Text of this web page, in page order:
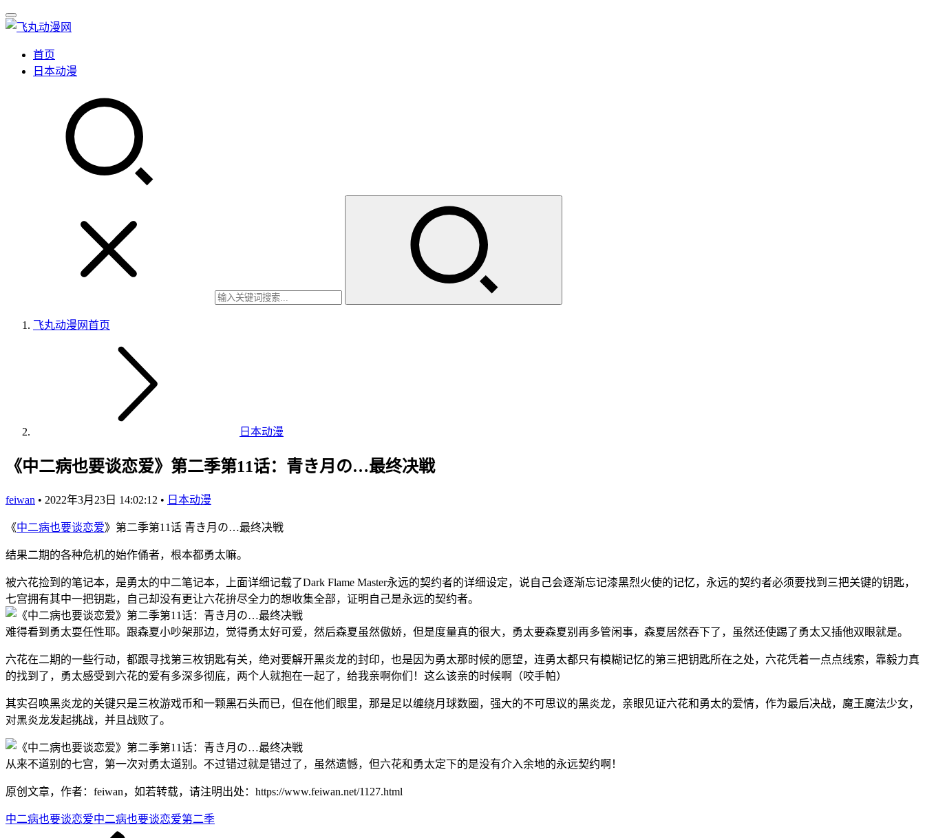
首页
日本动漫
飞丸动漫网首页
日本动漫
《中二病也要谈恋爱》第二季第11话：青き月の…最终决戦
feiwan • 2022年3月23日 14:02:12 • 日本动漫
《中二病也要谈恋爱》第二季第11话 青き月の…最终决戦
结果二期的各种危机的始作俑者，根本都勇太嘛。
被六花捡到的笔记本，是勇太的中二笔记本，上面详细记载了Dark Flame Master永远的契约者的详细设定，说自己会逐渐忘记漆黑烈火使的记忆，永远的契约者必须要找到三把关键的钥匙，
七宫拥有其中一把钥匙，自己却没有更让六花拚尽全力的想收集全部，证明自己是永远的契约者。
难得看到勇太耍任性耶。跟森夏小吵架那边，觉得勇太好可爱，然后森夏虽然傲娇，但是度量真的很大，勇太要森夏别再多管闲事，森夏居然吞下了，虽然还使踢了勇太又插他双眼就是。
六花在二期的一些行动，都跟寻找第三枚钥匙有关，绝对要解开黑炎龙的封印，也是因为勇太那时候的愿望，连勇太都只有模糊记忆的第三把钥匙所在之处，六花凭着一点点线索，靠毅力真
的找到了，勇太感受到六花的爱有多深多彻底，两个人就抱在一起了，给我亲啊你们！这么该亲的时候啊（咬手帕）
其实召唤黑炎龙的关键只是三枚游戏币和一颗黑石头而已，但在他们眼里，那是足以缠绕月球数圈，强大的不可思议的黑炎龙，亲眼见证六花和勇太的爱情，作为最后决战，魔王魔法少女，
对黑炎龙发起挑战，并且战败了。
从来不道别的七宫，第一次对勇太道别。不过错过就是错过了，虽然遗憾，但六花和勇太定下的是没有介入余地的永远契约啊！
原创文章，作者：feiwan，如若转载，请注明出处：https://www.feiwan.net/1127.html
中二病也要谈恋爱中二病也要谈恋爱第二季